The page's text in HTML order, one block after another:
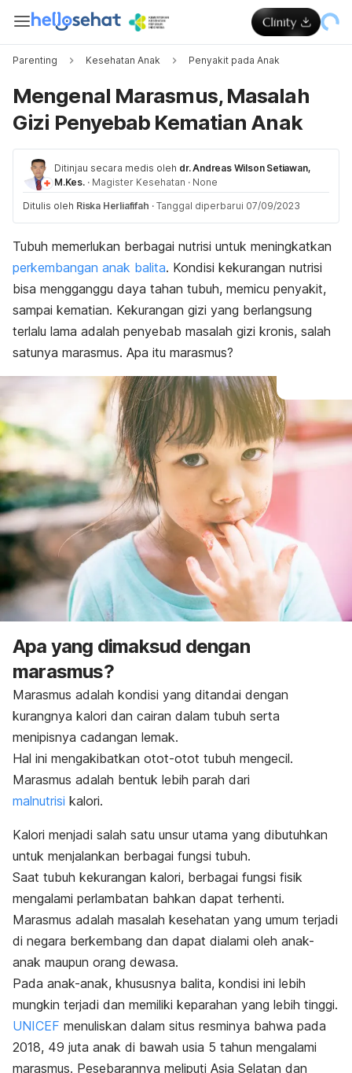
Parenting Kesehatan Anak Penyakit pada Anak
Mengenal Marasmus, Masalah
Gizi Penyebab Kematian Anak
Ditinjau secara medis oleh dr. Andreas Wilson Setiawan,
M.Kes. · Magister Kesehatan · None
Ditulis oleh Riska Herliafifah · Tanggal diperbarui 07/09/2023
Tubuh memerlukan berbagai nutrisi untuk meningkatkan
perkembangan anak balita. Kondisi kekurangan nutrisi
bisa mengganggu daya tahan tubuh, memicu penyakit,
sampai kematian. Kekurangan gizi yang berlangsung
terlalu lama adalah penyebab masalah gizi kronis, salah
satunya marasmus. Apa itu marasmus?
Apa yang dimaksud dengan
marasmus?
Marasmus adalah kondisi yang ditandai dengan
kurangnya kalori dan cairan dalam tubuh serta
menipisnya cadangan lemak.
Hal ini mengakibatkan otot-otot tubuh mengecil.
Marasmus adalah bentuk lebih parah dari
malnutrisi kalori.
Kalori menjadi salah satu unsur utama yang dibutuhkan
untuk menjalankan berbagai fungsi tubuh.
Saat tubuh kekurangan kalori, berbagai fungsi fisik
mengalami perlambatan bahkan dapat terhenti.
Marasmus adalah masalah kesehatan yang umum terjadi
di negara berkembang dan dapat dialami oleh anak-
anak maupun orang dewasa.
Pada anak-anak, khususnya balita, kondisi ini lebih
mungkin terjadi dan memiliki keparahan yang lebih tinggi.
UNICEF menuliskan dalam situs resminya bahwa pada
2018, 49 juta anak di bawah usia 5 tahun mengalami
marasmus. Pesebarannya meliputi Asia Selatan dan